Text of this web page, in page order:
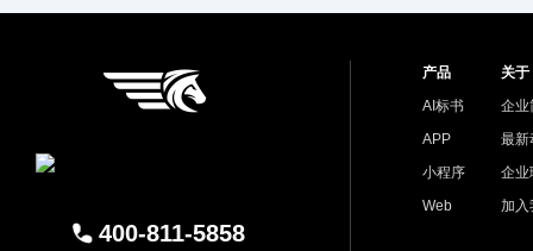
400-811-5858
产品
AI标书
APP
小程序
Web
关于
企业
最新
企业
加入